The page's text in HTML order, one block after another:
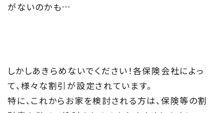
がないのかも…
しかしあきらめないでください！各保険会社によっ
て、様々な割引が設定されています。
特に、これからお家を検討される方は、保険等の割